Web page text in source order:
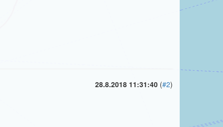
28.8.2018 11:31:40 (#2)